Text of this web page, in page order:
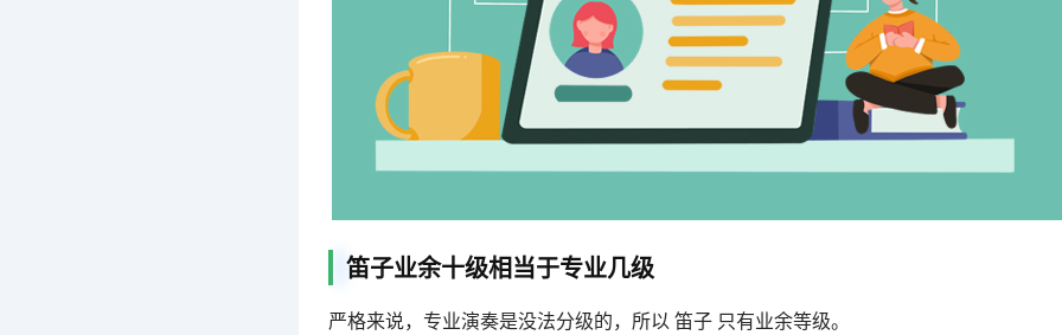
笛子业余十级相当于专业几级
严格来说，专业演奏是没法分级的，所以 笛子 只有业余等级。